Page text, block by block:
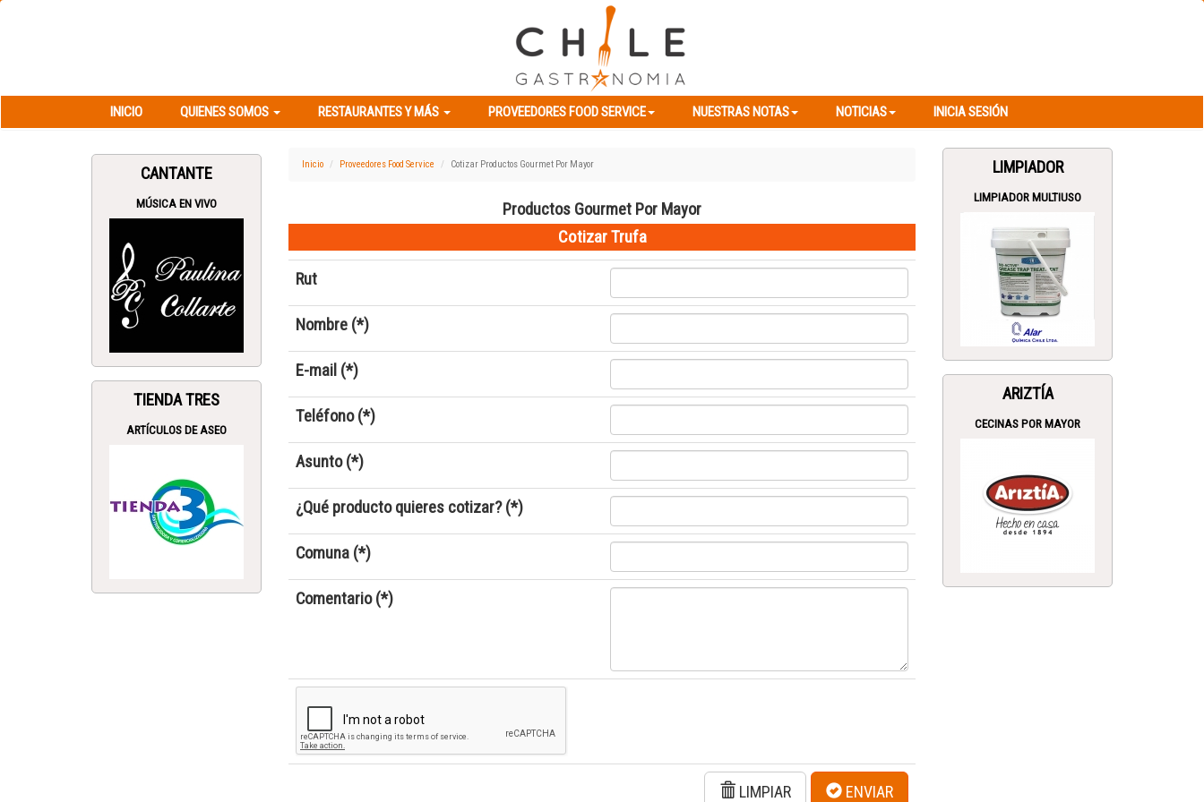
INICIO QUIENES SOMOS RESTAURANTES Y MÁS PROVEEDORES FOOD SERVICE NUESTRAS NOTAS NOTICIAS INICIA SESIÓN
PROVEEDORES FOOD SERVICE
CANTANTE
MÚSICA EN VIVO
TIENDA TRES
ARTÍCULOS DE ASEO
Inicio Proveedores Food Service Cotizar Productos Gourmet Por Mayor
Productos Gourmet Por Mayor
Cotizar Trufa
Rut
Nombre (*)
E-mail (*)
Teléfono (*)
Asunto (*)
¿Qué producto quieres cotizar? (*)
Comuna (*)
Comentario (*)
ENVIAR
LIMPIAR
LIMPIADOR
LIMPIADOR MULTIUSO
ARIZTÍA
CECINAS POR MAYOR